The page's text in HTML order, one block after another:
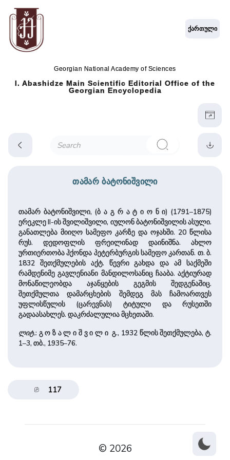
Georgian National Academy of Sciences
I. Abashidze Main Scientific Editorial Office of the
Georgian Encyclopedia
ქართული
თამარ ბატონიშვილი
თამარ ბატონიშვილი, (ბ ა გ რ ა ტ ი ო ნ ი) (1791–1875)
ერეკლე II-ის ­შვი­ლი­შვი­ლი, იულონ ბატონი­შვი­ლის ასული.
განათლება მიიღო სამეფო კარზე და ოჯახში. 20 წლისა
რუს. დედოფლის ფრეილინად დაინიშნა. ახლო
ურთიერთობა ჰქონდა პეტერბურგის სამეფო კართან. თ. ბ.
1832 შეთქმულების აქტ. წევრი გახდა და ამ საქმეში
რამდენიმე გავლენიანი მანდილოსანიც ჩააბა. აქტიურად
მონაწილეობდა აჯანყების გეგმის შედგენაშიც.
შეთქმულთა დამარცხების შემდეგ მას ჩამოართვეს
უფლისწულის (ცარევნას) ტიტული და რუსეთში
გადაასახლეს. დაკრძალულია მცხეთაში.
ლიტ.: გ ო ზ ა ლ ი ­შ ვ ი ­ლ ი გ., 1932 წლის შეთქმულება, ტ.
1–3, თბ., 1935–76.
117
© 2026